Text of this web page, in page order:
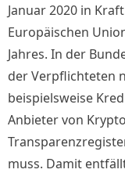
Januar 2020 in
Europäischen
Jahres. In der
der Verpflichteten
beispielsweise
Anbieter von
muss. Damit